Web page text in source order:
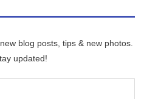
blog posts, tips & new photos.
updated!